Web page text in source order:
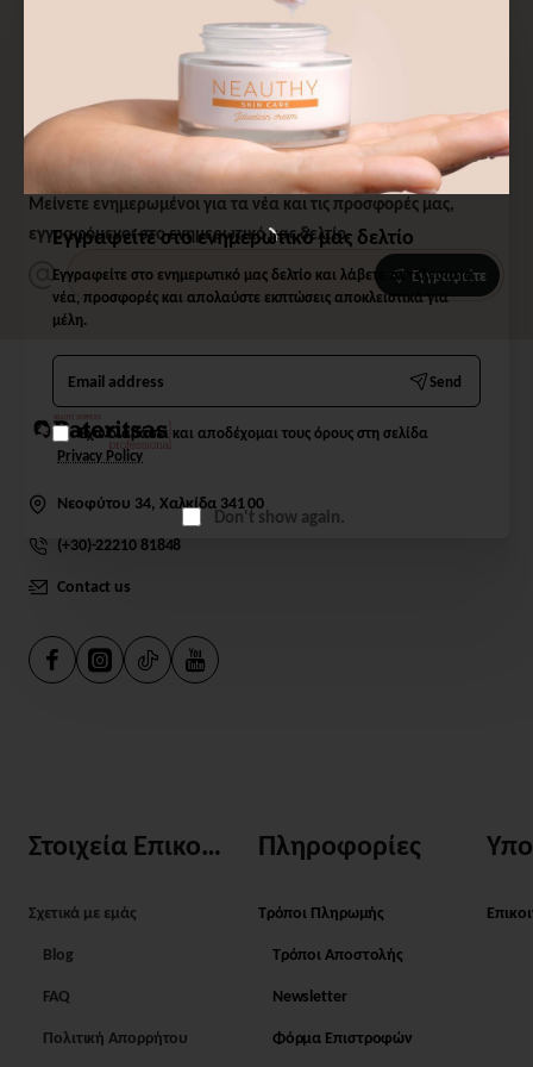
Εγγραφείτε στο ενημερωτικό μας δελτίο
Εγγραφείτε στο ενημερωτικό μας δελτίο και λάβετε τα τελευταία
νέα, προσφορές και απολαύστε εκπτώσεις αποκλειστικά για
μέλη.
Email
address
Send
Έχω διαβάσει και αποδέχομαι τους όρους στη σελίδα
Privacy Policy
Don't show again.
Εγγραφείτε στο ενημερωτικό μας δελτίο
και λάβετε τα τελευταία νέα, προσφορές
και απολαύστε εκπτώσεις αποκλειστικά
για μέλη.
Μείνετε ενημερωμένοι για τα νέα και τις προσφορές μας,
εγγραφόμενοι στο ενημερωτικό μας δελτίο.
Εγγραφείτε
Νεοφύτου 34, Χαλκίδα 341 00
(+30)-22210 81848
Contact us
Στοιχεία Επικοινωνίας
Σχετικά με εμάς
Blog
FAQ
Πολιτική Απορρήτου
Πληροφορίες
Τρόποι Πληρωμής
Τρόποι Αποστολής
Newsletter
Φόρμα Επιστροφών